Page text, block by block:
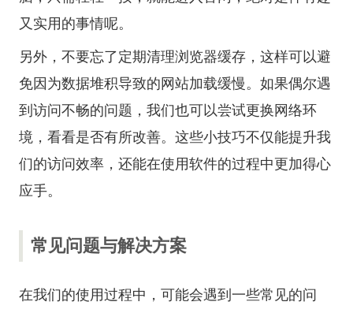
又实用的事情呢。
另外，不要忘了定期清理浏览器缓存，这样可以避
免因为数据堆积导致的网站加载缓慢。如果偶尔遇
到访问不畅的问题，我们也可以尝试更换网络环
境，看看是否有所改善。这些小技巧不仅能提升我
们的访问效率，还能在使用软件的过程中更加得心
应手。
常见问题与解决方案
在我们的使用过程中，可能会遇到一些常见的问